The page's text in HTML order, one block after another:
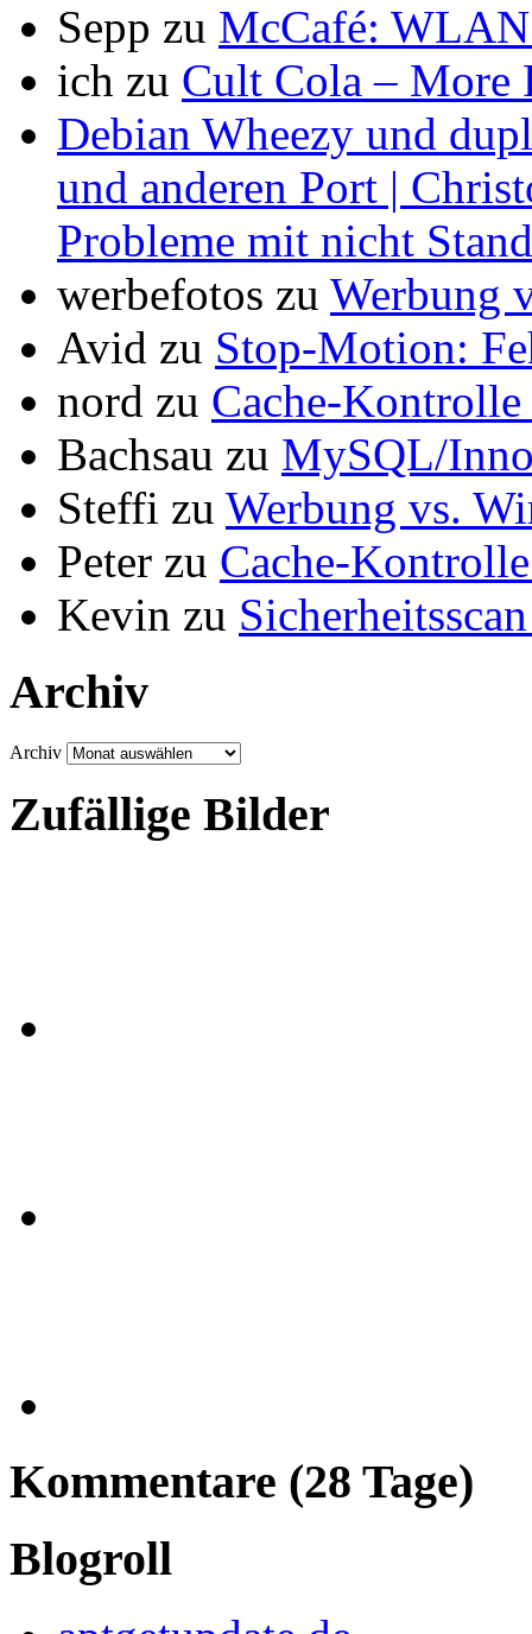
Sepp zu McCafé:
ich zu Cult Cola – More
Debian Wheezy und
und anderen Port |
Probleme mit nicht
werbefotos zu Werbung
Avid zu Stop-Motion:
nord zu Cache-Kontrolle
Bachsau zu MySQL/
Steffi zu Werbung vs.
Peter zu Cache-
Kevin zu
Archiv
Archiv
Zufällige Bilder
Kommentare (28 Tage)
Blogroll